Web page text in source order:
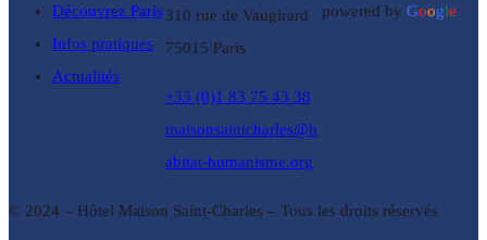
Découvrez Paris
Infos pratiques
Actualités
310 rue de Vaugirard
75015 Paris
+33 (0)1 83 75 43 38
maisonsaintcharles@h
abitat-humanisme.org
powered by Google
© 2024 – Hôtel Maison Saint-Charles – Tous les droits réservés